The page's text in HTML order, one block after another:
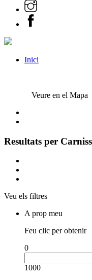
Inici
Veure en el Mapa
Resultats per
Veu els filtres
A prop meu
Feu clic per obtenir
0
1000